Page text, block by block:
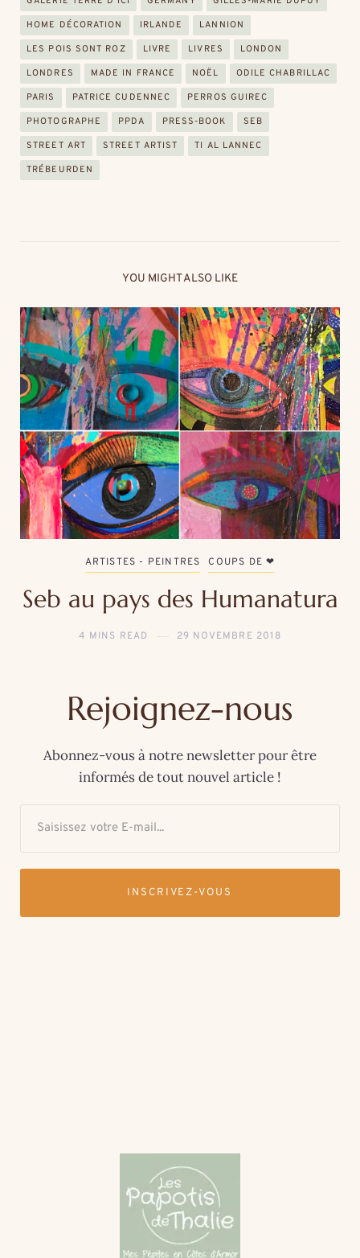
HOME DÉCORATION IRLANDE LANNION
LES POIS SONT ROZ LIVRE LIVRES LONDON
LONDRES MADE IN FRANCE NOËL ODILE CHABRILLAC
PARIS PATRICE CUDENNEC PERROS GUIREC
PHOTOGRAPHE PPDA PRESS-BOOK SEB
STREET ART STREET ARTIST TI AL LANNEC
TRÉBEURDEN
YOU MIGHT ALSO LIKE
ARTISTES - PEINTRES COUPS DE ❤
Seb au pays des Humanatura
4 MINS READ 29 NOVEMBRE 2018
Rejoignez-nous
Abonnez-vous à notre newsletter pour être
informés de tout nouvel article !
INSCRIVEZ-VOUS